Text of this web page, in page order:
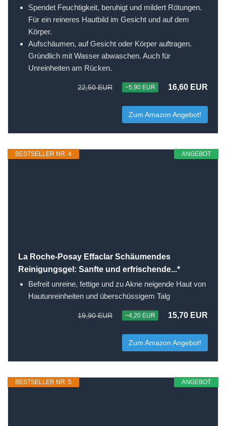
Spendet Feuchtigkeit, beruhigt und mildert Rötungen.
Für ein reineres Hautbild im Gesicht und auf dem
Körper.
Aufschäumen, auf Gesicht oder Körper auftragen.
Gründlich mit Wasser abwaschen. Auch für
Unreinheiten am Rücken.
22,50 EUR −5,90 EUR 16,60 EUR
Zum Amazon Angebot!
ANGEBOT
BESTSELLER NR. 4
La Roche-Posay Effaclar Schäumendes
Reinigungsgel: Sanfte und erfrischende...*
Befreit unreine, fettige und zu Akne neigende Haut von
Hautunreinheiten und überschüssigem Talg
19,90 EUR −4,20 EUR 15,70 EUR
Zum Amazon Angebot!
ANGEBOT
BESTSELLER NR. 5